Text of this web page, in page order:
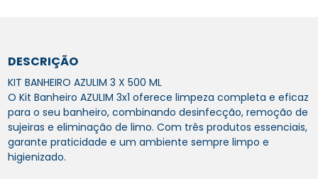
DESCRIÇÃO
KIT BANHEIRO AZULIM 3 X 500 ML
O Kit Banheiro AZULIM 3x1 oferece limpeza completa e eficaz
para o seu banheiro, combinando desinfecção, remoção de
sujeiras e eliminação de limo. Com três produtos essenciais,
garante praticidade e um ambiente sempre limpo e
higienizado.